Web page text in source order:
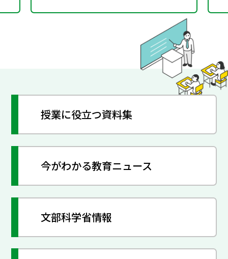
授業に役立つ資料集
今がわかる教育ニュース
文部科学省情報